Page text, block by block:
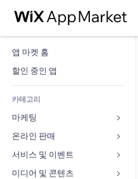
앱 마켓 홈
할인 중인 앱
카테고리
마케팅
광고
모바일
사이트 통계
온라인 판매
쇼핑몰 관련 앱
배송
서비스 및 이벤트
호텔
미디어 및 콘텐츠